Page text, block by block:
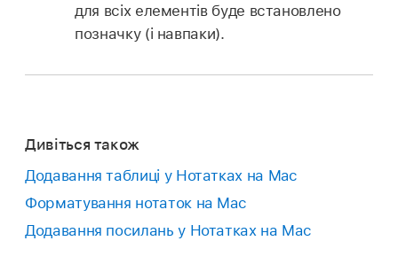
для всіх елементів буде встановлено
позначку (і навпаки).
Дивіться також
Додавання таблиці у Нотатках на Mac
Форматування нотаток на Mac
Додавання посилань у Нотатках на Mac